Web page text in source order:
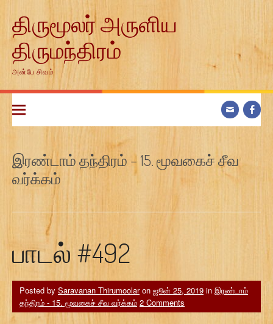
contentதிருமூலர் அருளிய
திருமந்திரம்
அன்பே சிவம்
இரண்டாம் தந்திரம் – 15. மூவகைச் சீவ
வர்க்கம்
பாடல் #492
Posted by Saravanan Thirumoolaron ஜூன் 25, 2019 in இரண்டாம்
தந்திரம் - 15. மூவகைச் சீவ வர்க்கம் 2 Comments